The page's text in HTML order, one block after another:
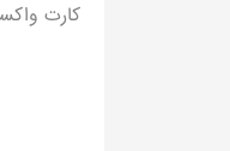
کارت